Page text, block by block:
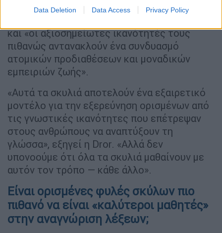
Data Deletion Data Access Privacy Policy
Η μελέτη διαπίστωσε ότι οι ταλαντούχοι
και «οι αξιοσημείωτες ικανότητές τους
πιθανώς αντανακλούν ένα συνδυασμό
ατομικών προδιαθέσεων και μοναδικών
εμπειριών ζωής».
«Αυτά τα σκυλιά αποτελούν ένα εξαιρετικό
μοντέλο για την εξερεύνηση ορισμένων από
τις γνωστικές ικανότητες που επέτρεψαν
στους ανθρώπους να αναπτύξουν τη
γλώσσα», εξηγεί η Dror. «Αλλά δεν
υπονοούμε ότι όλα τα σκυλιά μαθαίνουν με
αυτόν τον τρόπο ― κάθε άλλο».
Είναι ορισμένες φυλές σκύλων πιο
πιθανό να είναι «καλύτεροι μαθητές»
στην αναγνώριση λέξεων;